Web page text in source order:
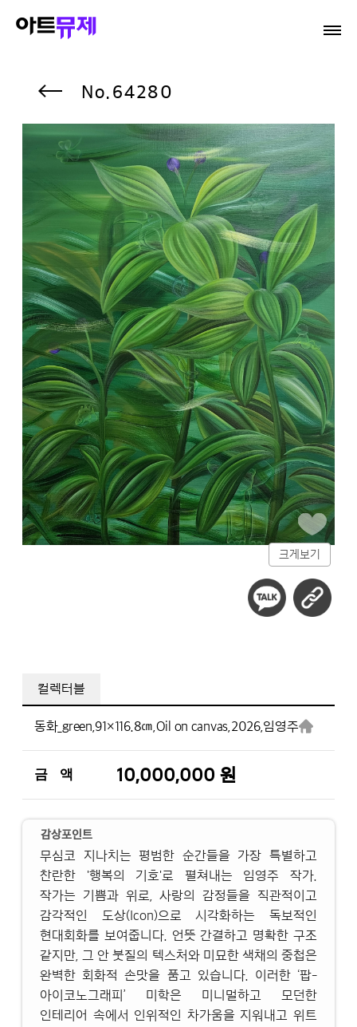
64280
크게보기
컬렉터블
동화_green,91×116.8㎝, Oil on canvas, 2026, 임영주
금 액 10,000,000 원
감상포인트
무심코 지나치는 평범한 순간들을 가장 특별하고
찬란한 '행복의 기호'로 펼쳐내는 임영주 작가.
작가는 기쁨과 위로, 사랑의 감정들을 직관적이고
감각적인 도상(Icon)으로 시각화하는 독보적인
현대회화를 보여줍니다. 언뜻 간결하고 명확한 구조
같지만, 그 안 붓질의 텍스처와 미묘한 색채의 중첩은
완벽한 회화적 손맛을 품고 있습니다. 이러한 ‘팝-
아이코노그래피’ 미학은 미니멀하고 모던한
인테리어 속에서 인위적인 차가움을 지워내고 위트